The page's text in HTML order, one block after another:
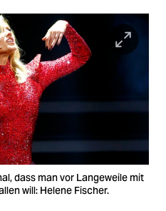
dass man vor Langeweile mit
will: Helene Fischer.